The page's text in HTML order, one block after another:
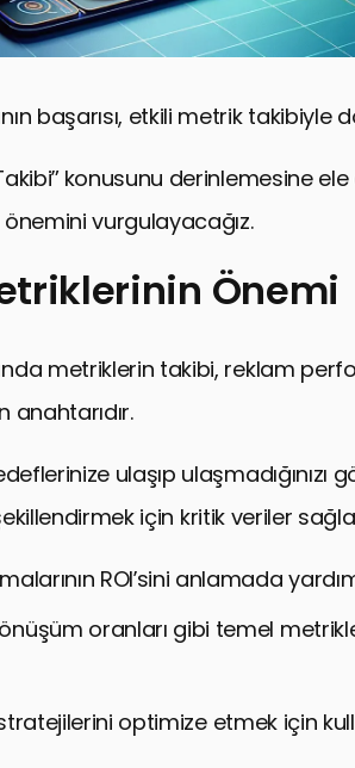
başarısı, etkili metrik takibiyle
konusunu derinlemesine
vurgulayacağız.
Hatalar
Takibi
Gereken Temel Metrikler
Stratejiler
Optimizasyonu
Önemi
metriklerin takibi, reklam
anahtarıdır.
ulaşıp ulaşmadığınızı
için kritik veriler
ROI’sini anlamada
oranları gibi temel
optimize etmek için